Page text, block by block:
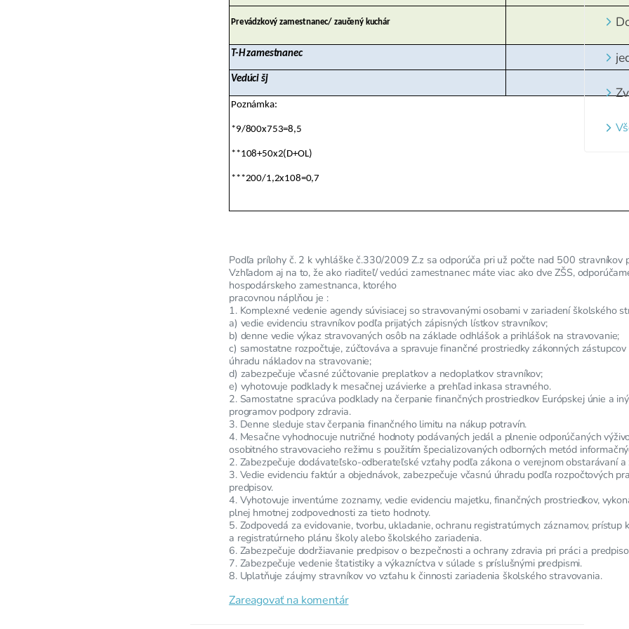
Prevádzkový zamestnanec/ zaučený kuchár
T-H zamestnanec
Vedúci šj
Poznámka:
*9/800x753=8,5
**108+50x2(D+OL)
***200/1,2x108=0,7
Podľa prílohy č. 2 k vyhláške č.330/2009 Z.z sa odporúča pri už počte nad 500 stravníkov
Vzhľadom aj na to, že ako riaditeľ/ vedúci zamestnanec máte viac ako dve ZŠS,
hospodárskeho zamestnanca, ktorého
pracovnou náplňou je :
1. Komplexné vedenie agendy súvisiacej so stravovanými osobami v zariadení školského
a) vedie evidenciu stravníkov podľa prijatých zápisných lístkov stravníkov;
b) denne vedie výkaz stravovaných osôb na základe odhlášok a prihlášok na stravovanie;
c) samostatne rozpočtuje, zúčtováva a spravuje finančné prostriedky zákonných
úhradu nákladov na stravovanie;
d) zabezpečuje včasné zúčtovanie preplatkov a nedoplatkov stravníkov;
e) vyhotovuje podklady k mesačnej uzávierke a prehľad inkasa stravného.
2. Samostatne spracúva podklady na čerpanie finančných prostriedkov Európskej únie a
programov podpory zdravia.
3. Denne sleduje stav čerpania finančného limitu na nákup potravín.
4. Mesačne vyhodnocuje nutričné hodnoty podávaných jedál a plnenie odporúčaných
osobitného stravovacieho režimu s použitím špecializovaných odborných metód
2. Zabezpečuje dodávateľsko-odberateľské vzťahy podľa zákona o verejnom obstarávaní
3. Vedie evidenciu faktúr a objednávok, zabezpečuje včasnú úhradu podľa rozpočtových
predpisov.
4. Vyhotovuje inventúrne zoznamy, vedie evidenciu majetku, finančných prostriedkov,
plnej hmotnej zodpovednosti za tieto hodnoty.
5. Zodpovedá za evidovanie, tvorbu, ukladanie, ochranu registratúrnych záznamov,
a registratúrneho plánu školy alebo školského zariadenia.
6. Zabezpečuje dodržiavanie predpisov o bezpečnosti a ochrany zdravia pri práci a
7. Zabezpečuje vedenie štatistiky a výkazníctva v súlade s príslušnými predpismi.
8. Uplatňuje záujmy stravníkov vo vzťahu k činnosti zariadenia školského stravovania.
Zareagovať na komentár